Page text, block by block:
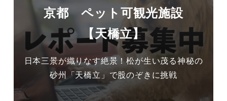
京都 ペット可観光施設
【天橋立】
日本三景が織りなす絶景！松が生い茂る神秘の
砂州「天橋立」で股のぞきに挑戦